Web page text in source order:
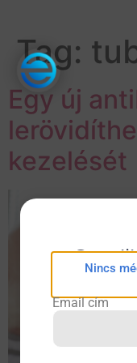
Tag:
Egy új
kezelését
Nincs
Email cím